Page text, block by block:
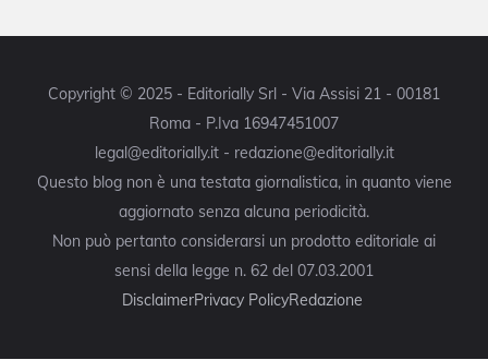
Copyright © 2025 - Editorially Srl - Via Assisi 21 - 00181
Roma - P.Iva 16947451007
legal@editorially.it - redazione@editorially.it
Questo blog non è una testata giornalistica, in quanto viene
aggiornato senza alcuna periodicità.
Non può pertanto considerarsi un prodotto editoriale ai
sensi della legge n. 62 del 07.03.2001
DisclaimerPrivacy PolicyRedazione